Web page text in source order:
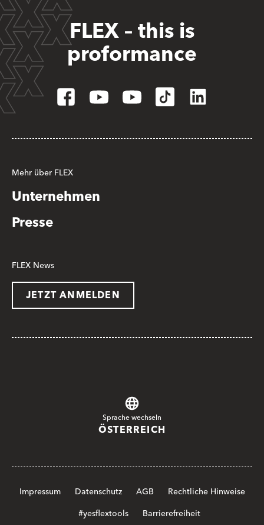
FLEX – this is
proformance
Mehr über FLEX
Unternehmen
Presse
FLEX News
JETZT ANMELDEN
Sprache wechseln
ÖSTERREICH
Impressum Datenschutz AGB
Rechtliche Hinweise
#yesflextools
Barrierefreiheit